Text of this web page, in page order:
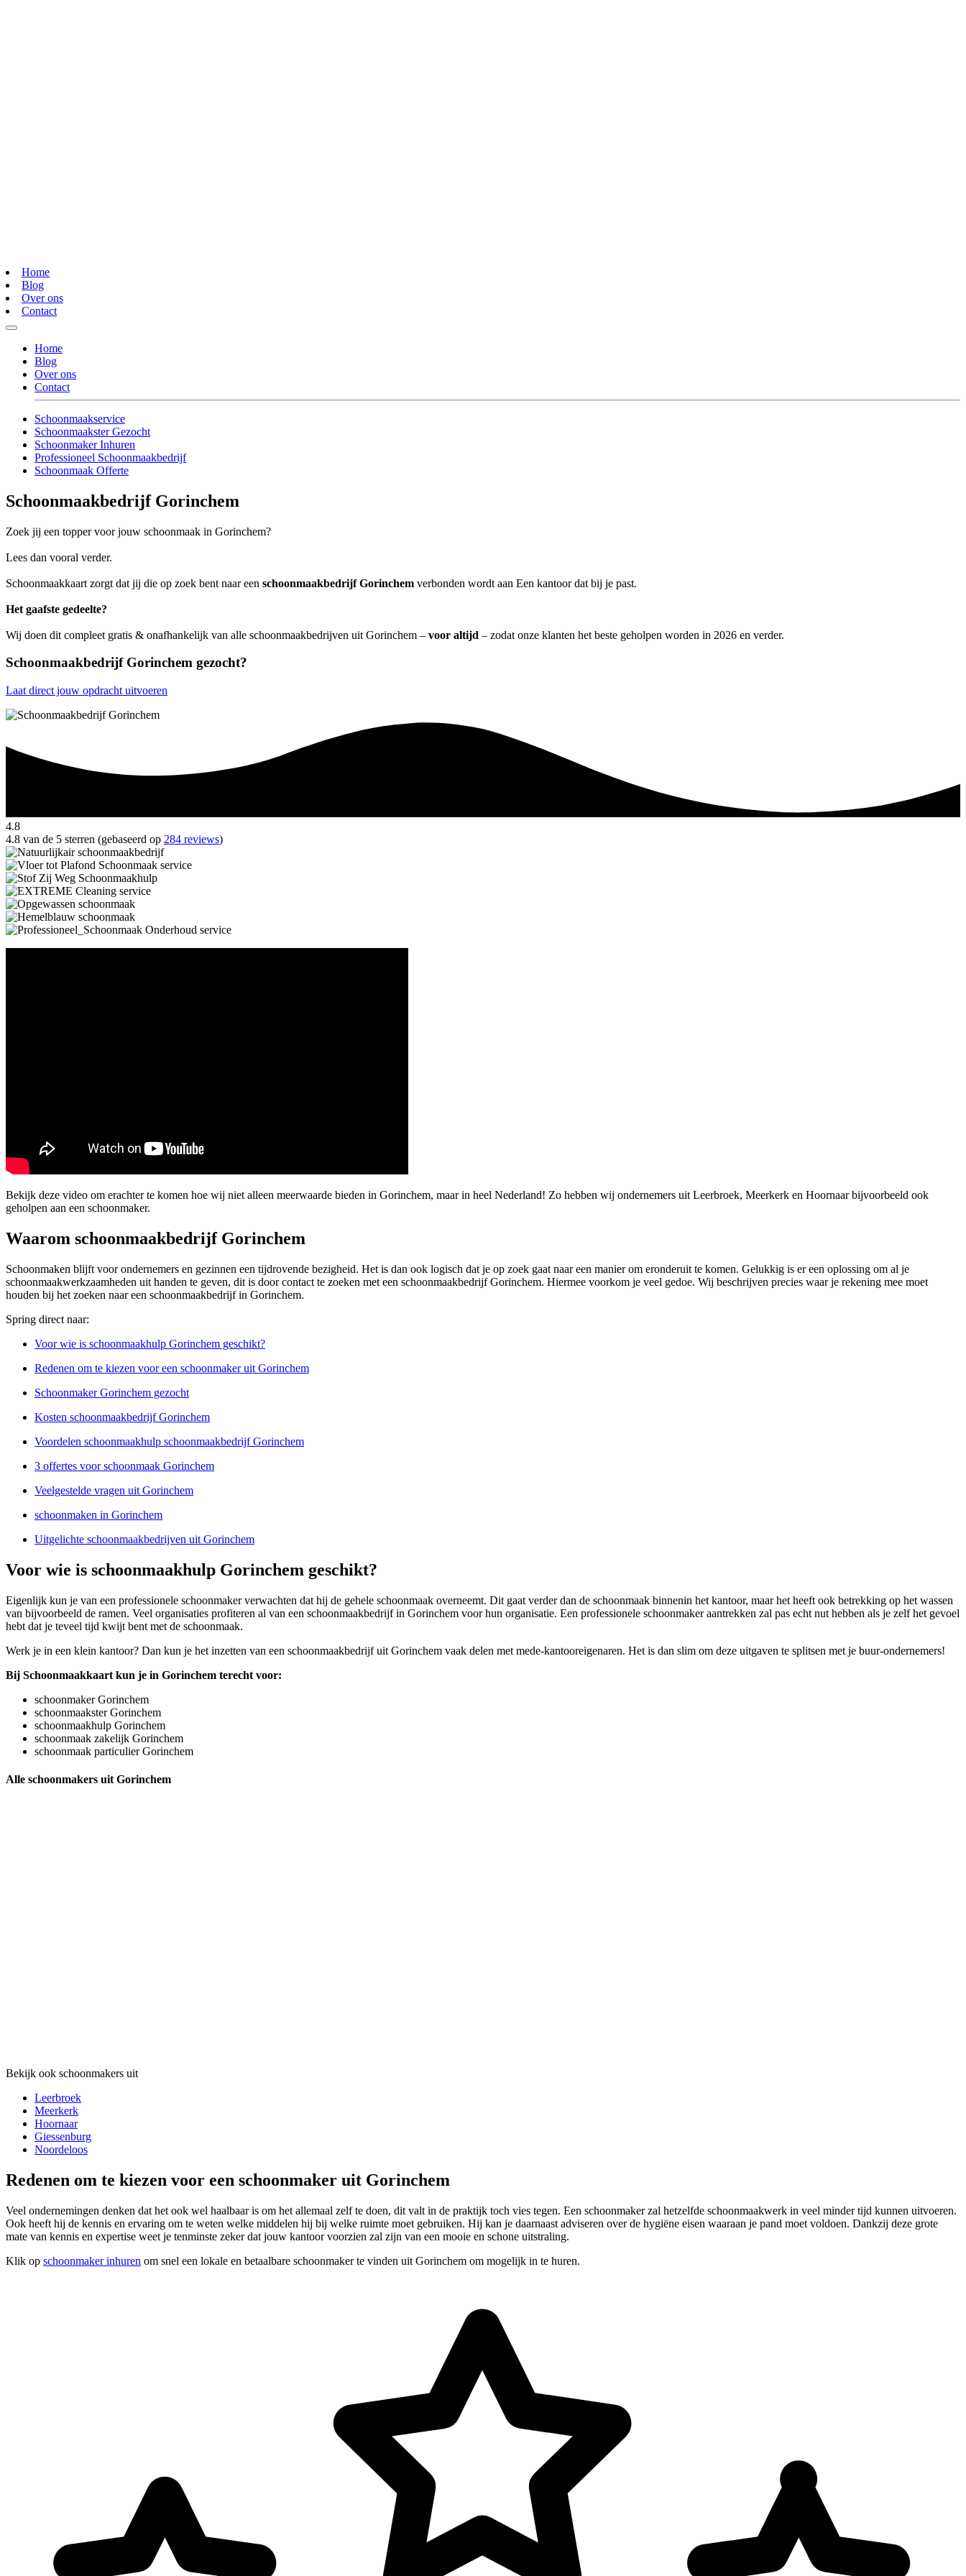
Home
Blog
Over ons
Contact
Home
Blog
Over ons
Contact
Schoonmaakservice
Schoonmaakster Gezocht
Schoonmaker Inhuren
Professioneel Schoonmaakbedrijf
Schoonmaak Offerte
Schoonmaakbedrijf Gorinchem
Zoek jij een topper voor jouw schoonmaak in Gorinchem?
Lees dan vooral verder.
Schoonmaakkaart zorgt dat jij die op zoek bent naar een schoonmaakbedrijf Gorinchem verbonden wordt aan Een kantoor dat bij je past.
Het gaafste gedeelte?
Wij doen dit compleet gratis & onafhankelijk van alle schoonmaakbedrijven uit Gorinchem – voor altijd – zodat onze klanten het beste geholpen worden in 2026 en verder.
Schoonmaakbedrijf Gorinchem gezocht?
Laat direct jouw opdracht uitvoeren
4.8
4.8 van de 5 sterren (gebaseerd op 284 reviews)
Bekijk deze video om erachter te komen hoe wij niet alleen meerwaarde bieden in Gorinchem, maar in heel Nederland! Zo hebben wij ondernemers uit Leerbroek, Meerkerk en Hoornaar bijvoorbeeld ook
geholpen aan een schoonmaker.
Waarom schoonmaakbedrijf Gorinchem
Schoonmaken blijft voor ondernemers en gezinnen een tijdrovende bezigheid. Het is dan ook logisch dat je op zoek gaat naar een manier om eronderuit te komen. Gelukkig is er een oplossing om al je
schoonmaakwerkzaamheden uit handen te geven, dit is door contact te zoeken met een schoonmaakbedrijf Gorinchem. Hiermee voorkom je veel gedoe. Wij beschrijven precies waar je rekening mee moet
houden bij het zoeken naar een schoonmaakbedrijf in Gorinchem.
Spring direct naar:
Voor wie is schoonmaakhulp Gorinchem geschikt?
Redenen om te kiezen voor een schoonmaker uit Gorinchem
Schoonmaker Gorinchem gezocht
Kosten schoonmaakbedrijf Gorinchem
Voordelen schoonmaakhulp schoonmaakbedrijf Gorinchem
3 offertes voor schoonmaak Gorinchem
Veelgestelde vragen uit Gorinchem
schoonmaken in Gorinchem
Uitgelichte schoonmaakbedrijven uit Gorinchem
Voor wie is schoonmaakhulp Gorinchem geschikt?
Eigenlijk kun je van een professionele schoonmaker verwachten dat hij de gehele schoonmaak overneemt. Dit gaat verder dan de schoonmaak binnenin het kantoor, maar het heeft ook betrekking op het wassen
van bijvoorbeeld de ramen. Veel organisaties profiteren al van een schoonmaakbedrijf in Gorinchem voor hun organisatie. Een professionele schoonmaker aantrekken zal pas echt nut hebben als je zelf het gevoel
hebt dat je teveel tijd kwijt bent met de schoonmaak.
Werk je in een klein kantoor? Dan kun je het inzetten van een schoonmaakbedrijf uit Gorinchem vaak delen met mede-kantooreigenaren. Het is dan slim om deze uitgaven te splitsen met je buur-ondernemers!
Bij Schoonmaakkaart kun je in Gorinchem terecht voor:
schoonmaker Gorinchem
schoonmaakster Gorinchem
schoonmaakhulp Gorinchem
schoonmaak zakelijk Gorinchem
schoonmaak particulier Gorinchem
Alle schoonmakers uit Gorinchem
Bekijk ook schoonmakers uit
Leerbroek
Meerkerk
Hoornaar
Giessenburg
Noordeloos
Redenen om te kiezen voor een schoonmaker uit Gorinchem
Veel ondernemingen denken dat het ook wel haalbaar is om het allemaal zelf te doen, dit valt in de praktijk toch vies tegen. Een schoonmaker zal hetzelfde schoonmaakwerk in veel minder tijd kunnen uitvoeren.
Ook heeft hij de kennis en ervaring om te weten welke middelen hij bij welke ruimte moet gebruiken. Hij kan je daarnaast adviseren over de hygiëne eisen waaraan je pand moet voldoen. Dankzij deze grote
mate van kennis en expertise weet je tenminste zeker dat jouw kantoor voorzien zal zijn van een mooie en schone uitstraling.
Klik op schoonmaker inhuren om snel een lokale en betaalbare schoonmaker te vinden uit Gorinchem om mogelijk in te huren.